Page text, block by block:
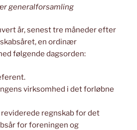
generalforsamling
år, senest tre måneder efter
en ordinær
følgende dagsorden:
virksomhed i det forløbne
regnskab for det
for foreningen og